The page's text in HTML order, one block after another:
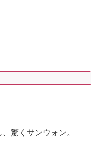
驚くサンウォン。